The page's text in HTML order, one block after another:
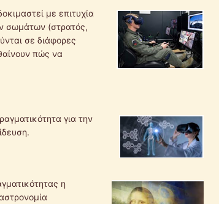
με επιτυχία
σωμάτων (στρατός,
σε διάφορες
πώς να
για την
η